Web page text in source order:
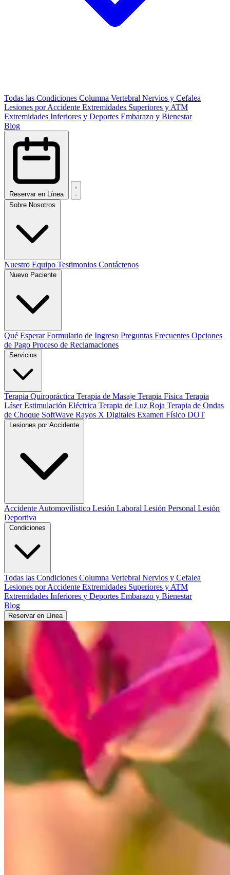
Todas las Condiciones Columna Vertebral Nervios y Cefalea
Lesiones por Accidente Extremidades Superiores y ATM
Extremidades Inferiores y Deportes Embarazo y Bienestar
Blog
Reservar en Línea
Nuestro Equipo Testimonios Contáctenos
Qué EsperarFormulario de Ingreso Preguntas Frecuentes Opciones
de Pago Proceso de Reclamaciones
Terapia Quiropráctica Terapia de Masaje Terapia Física Terapia
LáserEstimulación Eléctrica Terapia de Luz Roja Terapia de Ondas
de Choque SoftWave Rayos X Digitales Examen Físico DOT
Accidente Automovilístico Lesión Laboral Lesión Personal Lesión
Deportiva
Todas las Condiciones Columna Vertebral Nervios y Cefalea
Lesiones por Accidente Extremidades Superiores y ATM
Extremidades Inferiores y Deportes Embarazo y Bienestar
Blog
Reservar en Línea